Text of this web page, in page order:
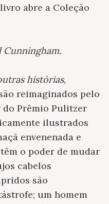
abre a Coleção
Cunningham.
histórias,
reimaginados pelo
Prêmio Pulitzer
ilustrados
envenenada e
o poder de mudar
cabelos
são
um homem